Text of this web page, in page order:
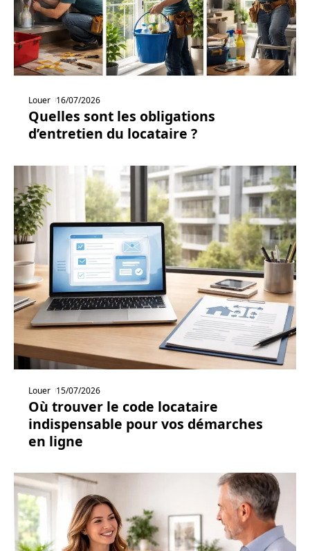
Louer 16/07/2026
Quelles sont les obligations
d’entretien du locataire ?
Louer 15/07/2026
Où trouver le code locataire
indispensable pour vos démarches
en ligne